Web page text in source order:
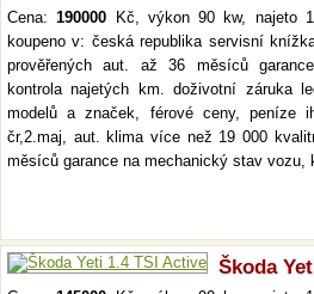
Cena:190000 Kč, výkon 90 kw, najeto
koupeno v: česká republika servisní
prověřených aut. až 36 měsíců
kontrola najetých km. doživotní záruka
modelů a značek, férové ceny, peníze
čr,2.maj, aut. klima více než 19 000
měsíců garance na mechanický stav vozu,
Škoda